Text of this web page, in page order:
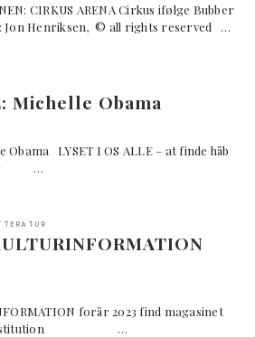
CIRKUS ARENA Cirkus ifølge Bubber
Henriksen, © all rights reserved …
Michelle Obama
Obama LYSET I OS ALLE – at finde håb
…
forår 2023 find magasinet
…